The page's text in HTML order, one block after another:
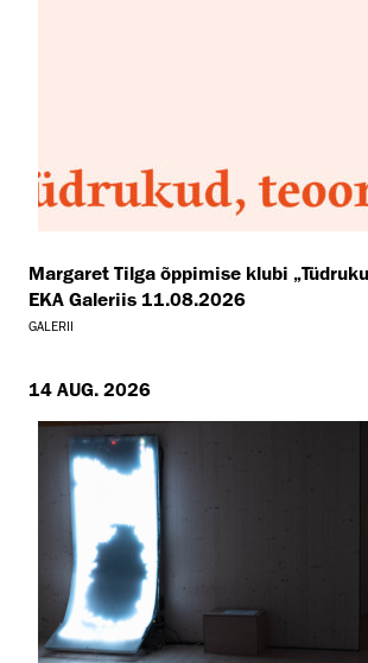
Margaret Tilga õppimise klubi
EKA Galeriis 11.08.2026
GALERII
14 AUG. 2026